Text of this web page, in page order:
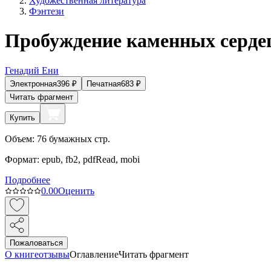
Фэнтези
Пробуждение каменных
Генадий Ени
Электронная396 ₽ Печатная683 ₽
Читать фрагмент
Купить
Объем: 76 бумажных стр.
Формат: epub, fb2, pdfRead, mobi
Подробнее
0.00Оценить
Пожаловаться
О книгеотзывыОглавлениеЧитать фрагмент